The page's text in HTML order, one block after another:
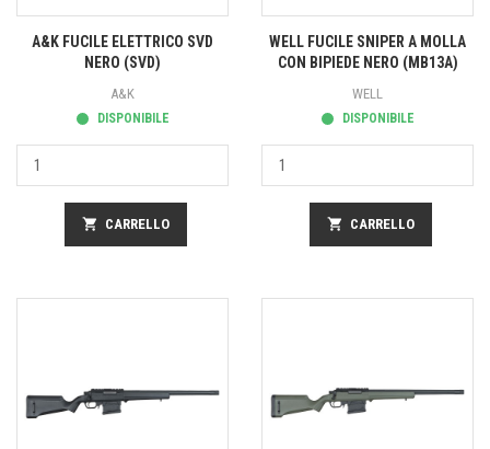
A&K FUCILE ELETTRICO SVD
NERO (SVD)
A&K
DISPONIBILE
shopping_cart CARRELLO
WELL FUCILE SNIPER A MOLLA
CON BIPIEDE NERO (MB13A)
WELL
DISPONIBILE
shopping_cart CARRELLO